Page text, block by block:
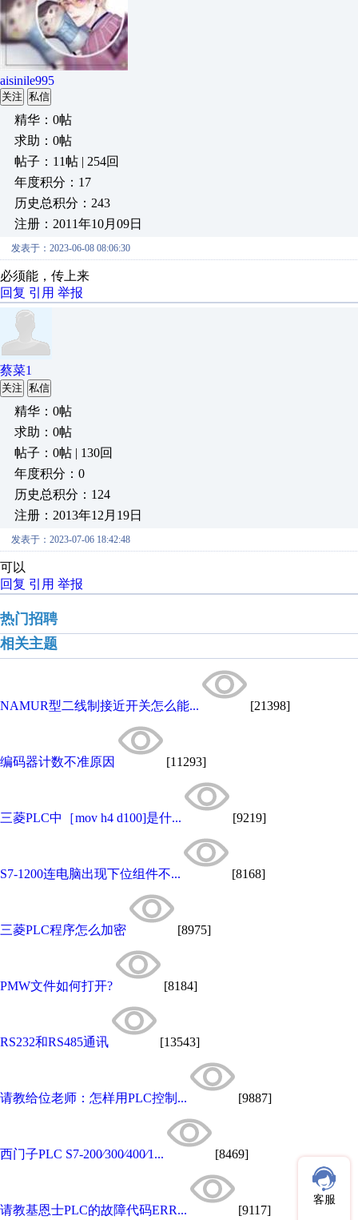
aisinile995
关注 私信
精华：0帖
求助：0帖
帖子：11帖 | 254回
年度积分：17
历史总积分：243
注册：2011年10月09日
发表于：2023-06-08 08:06:30
必须能，传上来
回复 引用 举报
蔡菜1
关注 私信
精华：0帖
求助：0帖
帖子：0帖 | 130回
年度积分：0
历史总积分：124
注册：2013年12月19日
发表于：2023-07-06 18:42:48
可以
回复 引用 举报
热门招聘
相关主题
NAMUR型二线制接近开关怎么能... [21398]
编码器计数不准原因 [11293]
三菱PLC中［mov h4 d100]是什... [9219]
S7-1200连电脑出现下位组件不... [8168]
三菱PLC程序怎么加密 [8975]
PMW文件如何打开? [8184]
RS232和RS485通讯 [13543]
请教给位老师：怎样用PLC控制... [9887]
西门子PLC S7-200∕300∕400∕1... [8469]
请教基恩士PLC的故障代码ERR... [9117]
客服